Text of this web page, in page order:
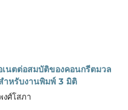
นตต่อสมบัติของคอนกรีตมวล
ำหรับงานพิมพ์ 3 มิติ
ศ์โสภา